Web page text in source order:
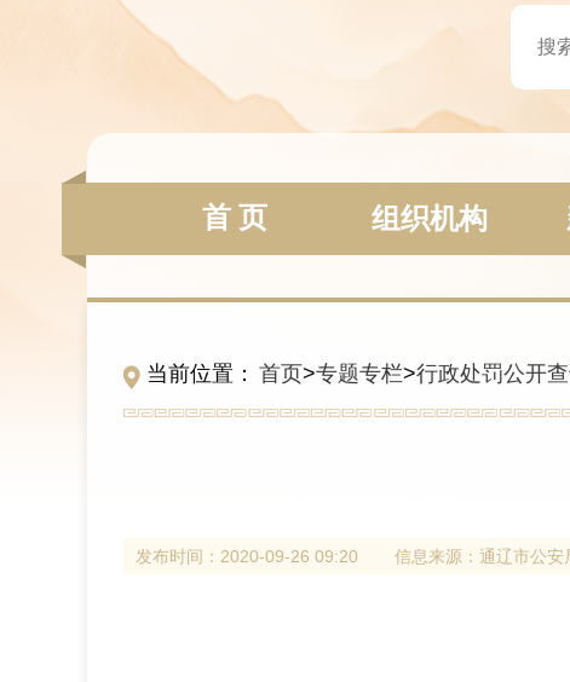
首 页 组织机构
当前位置： 首页>专题专栏>行政处罚公开
发布时间： 2020-09-26 09:20 信息来源： 通辽市公安